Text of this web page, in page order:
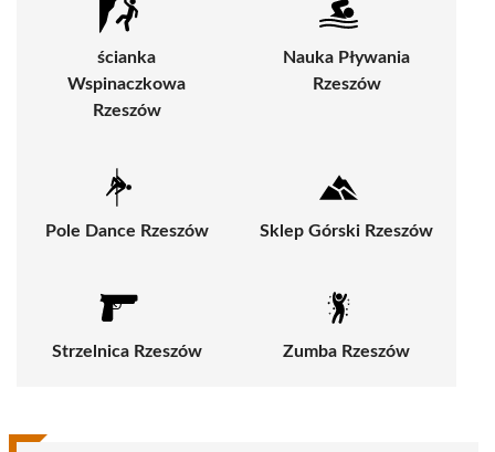
ścianka
Wspinaczkowa
Rzeszów
Nauka Pływania
Rzeszów
Pole Dance Rzeszów Sklep Górski Rzeszów
Strzelnica Rzeszów Zumba Rzeszów